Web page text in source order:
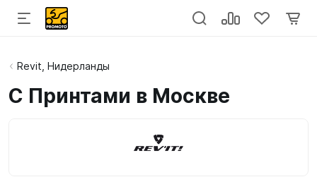
Revit, Нидерланды
С Принтами в Москве